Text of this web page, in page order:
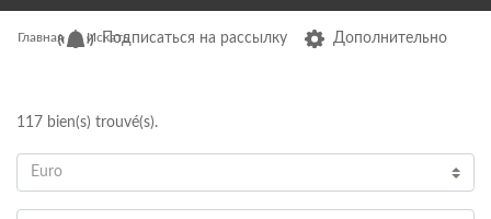
Подписаться на рассылку Дополнительно
Главная Искать
117 bien(s) trouvé(s).
Euro